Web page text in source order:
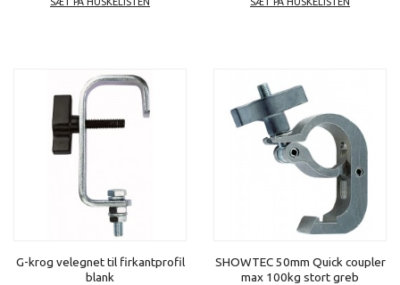
G-krog velegnet til firkantprofil
blank
SHOWTEC 50mm Quick coupler
max 100kg stort greb